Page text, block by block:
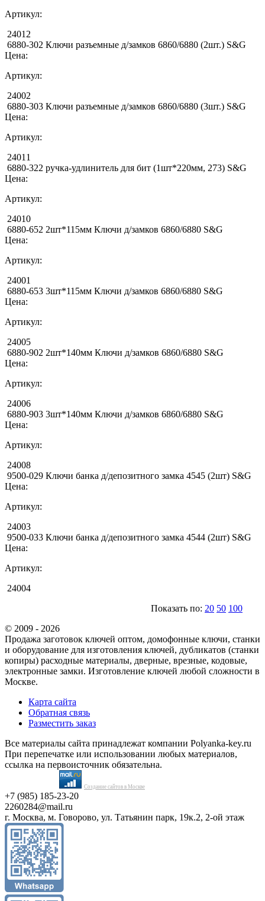
Артикул:
24012
6880-302 Ключи разъемные д/замков 6860/6880 (2шт.) S&G
Цена:
Артикул:
24002
6880-303 Ключи разъемные д/замков 6860/6880 (3шт.) S&G
Цена:
Артикул:
24011
6880-322 ручка-удлинитель для бит (1шт*220мм, 273) S&G
Цена:
Артикул:
24010
6880-652 2шт*115мм Ключи д/замков 6860/6880 S&G
Цена:
Артикул:
24001
6880-653 3шт*115мм Ключи д/замков 6860/6880 S&G
Цена:
Артикул:
24005
6880-902 2шт*140мм Ключи д/замков 6860/6880 S&G
Цена:
Артикул:
24006
6880-903 3шт*140мм Ключи д/замков 6860/6880 S&G
Цена:
Артикул:
24008
9500-029 Ключи банка д/депозитного замка 4545 (2шт) S&G
Цена:
Артикул:
24003
9500-033 Ключи банка д/депозитного замка 4544 (2шт) S&G
Цена:
Артикул:
24004
Показать по: 20 50 100
© 2009 - 2026
Продажа заготовок ключей оптом, домофонные ключи, станки
и оборудование для изготовления ключей, дубликатов (станки
копиры) расходные материалы, дверные, врезные, кодовые,
электронные замки. Изготовление ключей любой сложности в
Москве.
Карта сайта
Обратная связь
Разместить заказ
Все материалы сайта принадлежат компании Polyanka-key.ru
При перепечатке или использовании любых материалов,
ссылка на первоисточник обязательна.
Создание сайтов в Москве
+7 (985) 185-23-20
2260284@mail.ru
г. Москва, м. Говорово, ул. Татьянин парк, 19к.2, 2-ой этаж